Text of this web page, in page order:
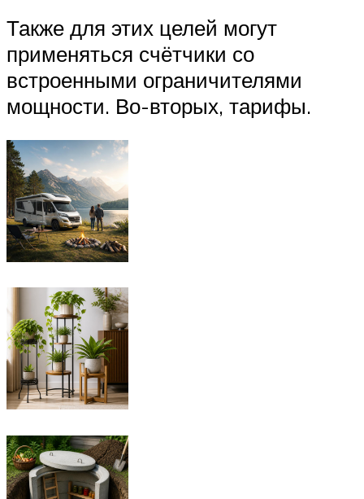
Также для этих целей могут
применяться счётчики со
встроенными ограничителями
мощности. Во-вторых, тарифы.